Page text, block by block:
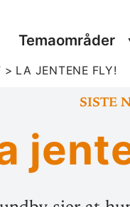
Tema­om­råder
> LA JENTENE FLY!
Siste